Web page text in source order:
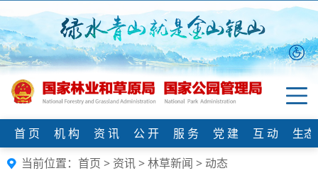
首 页 机 构 资 讯 公 开 服 务 党 建 互 动
生
当前位置： 首页 > 资讯>林草新闻 > 动态